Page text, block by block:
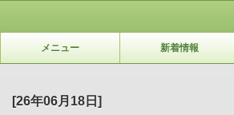
メニュー 新着情報
[26年06月18日]